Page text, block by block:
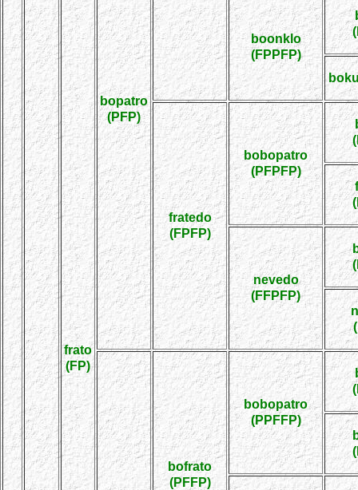
frato
(FP)
bopatro
(PFP)
boonklo
(FPPFP)
fratedo
(FPFP)
bobopatro
(PFPFP)
nevedo
(FFPFP)
bofrato
(PFFP)
bobopatro
(PPFFP)